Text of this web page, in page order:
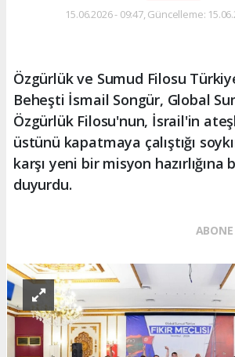
15.06.2026 - 09:47, Güncelleme:
Özgürlük ve Sumud Filosu
Beheşti İsmail Songür, Global
Özgürlük Filosu'nun, İsrail'in
üstünü kapatmaya çalıştığı
karşı yeni bir misyon hazırlığına
duyurdu.